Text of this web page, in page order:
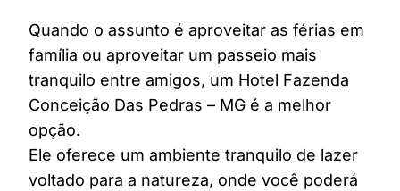
Quando o assunto é aproveitar as férias em
família ou aproveitar um passeio mais
tranquilo entre amigos, um Hotel Fazenda
Conceição Das Pedras – MG é a melhor
opção.
Ele oferece um ambiente tranquilo de lazer
voltado para a natureza, onde você poderá